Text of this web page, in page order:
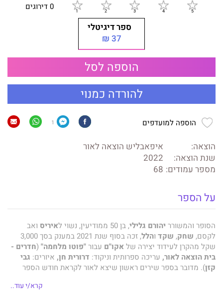
0 דירוגים
ספר דיגיטלי
37 ₪
הוספה לסל
להורדה כמנוי
הוספה למועדפים 1
הוצאה:
איפאבליש הוצאה לאור
שנת הוצאה:
2022
מספר עמודים: 68
על הספר
הסופר והמשורר יהורם גלילי, בן 50 ממודיעין, נשוי ל איריס ואב
לקסם, שחק, שקד והלל
, זכה בסוף שנת 2021 במענק בסך 3,000
שקל מהקרן לעידוד יצירה שלאקו"ם עבור"פוטו מלחמה" (חדרים -
בית הוצאה לאור, עריכה ספרותית וניקוד: דרורית חן, איורים: גבי
קזן). מדובר בספר שירים ראשון שיצא לאור לקראת חודש הספר
קרא/י עוד..